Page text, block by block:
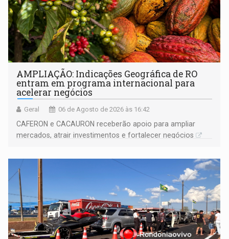
AMPLIAÇÃO: Indicações Geográfica de RO
entram em programa internacional para
acelerar negócios
Geral 06 de Agosto de 2026 às 16:42
CAFERON e CACAURON receberão apoio para ampliar
mercados, atrair investimentos e fortalecer negócios